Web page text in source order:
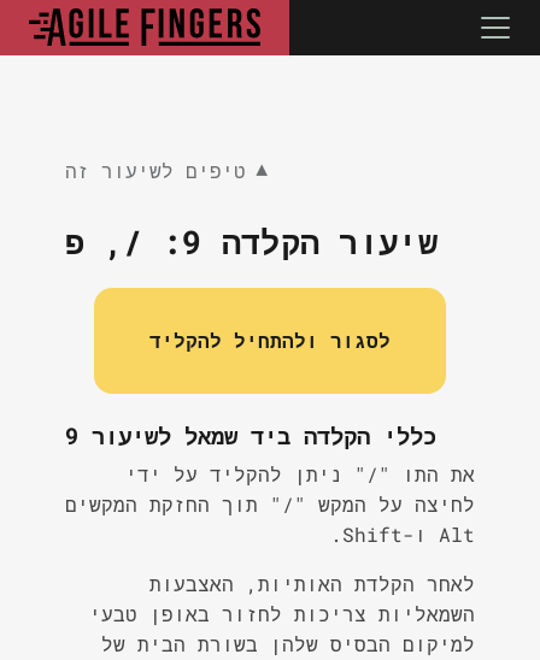
טיפים לשיעור זה ▼
שיעור הקלדה 9: /, פ
לסגור ולהתחיל להקליד
כללי הקלדה ביד שמאל לשיעור 9
את התו "/" ניתן להקליד על ידי
לחיצה על המקש "/" תוך החזקת המקשים
Alt ו-Shift.
לאחר הקלדת האותיות, האצבעות
השמאליות צריכות לחזור באופן טבעי
למיקום הבסיס שלהן בשורת הבית של